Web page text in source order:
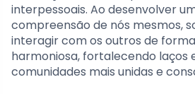
interpessoais. Ao desenvolver
compreensão de nós mesmos,
interagir com os outros de
harmoniosa, fortalecendo laços
comunidades mais unidas e